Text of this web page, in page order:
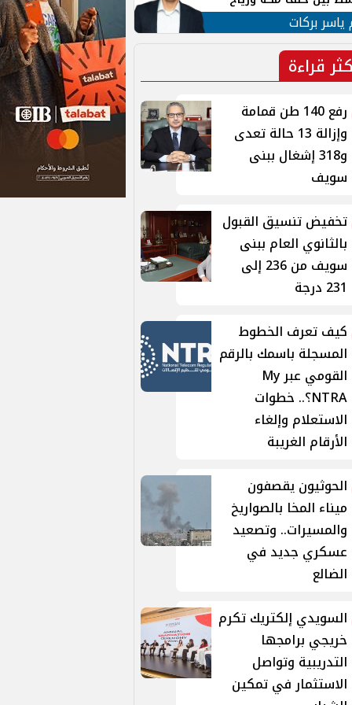
ياسر بركات
قراءة
رفع 140 طن قمامة
وإزالة 13 حالة تعدى
و318 إشغال ببنى
سويف
تخفيض تنسيق القبول
بالثانوي العام ببنى
سويف من 236 إلى
231 درجة
كيف تعرف الخطوط
المسجلة باسمك بالرقم
القومي عبر My
NTRA؟.. خطوات
الاستعلام وإلغاء
الأرقام الغريبة
الحوثيون يقصفون
ميناء المخا بالصواريخ
والمسيرات.. وتصعيد
عسكري جديد في
الضالع
السويدي إلكتريك تكرم
خريجي برامجها
التدريبية وتواصل
الاستثمار في تمكين